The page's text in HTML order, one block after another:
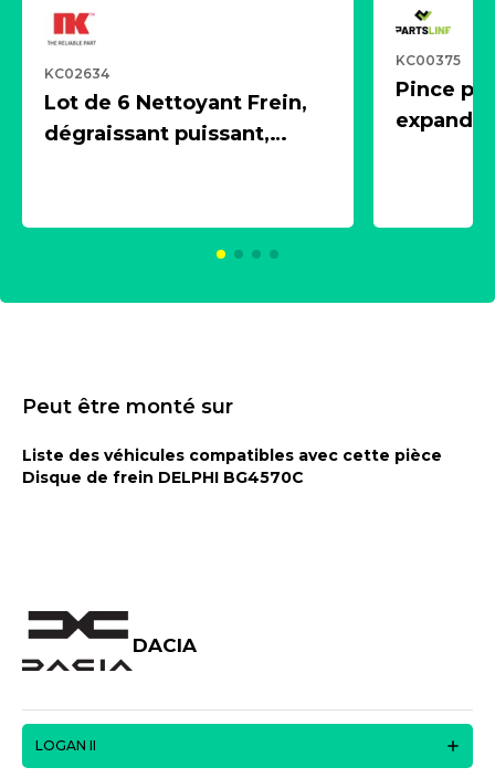
KC02634
Lot de 6 Nettoyant Frein,
dégraissant puissant,
KC00375
Pince
Peut être monté sur
Liste des véhicules compatibles avec cette pièce
Disque de frein DELPHI BG4570C
DACIA
LOGAN II